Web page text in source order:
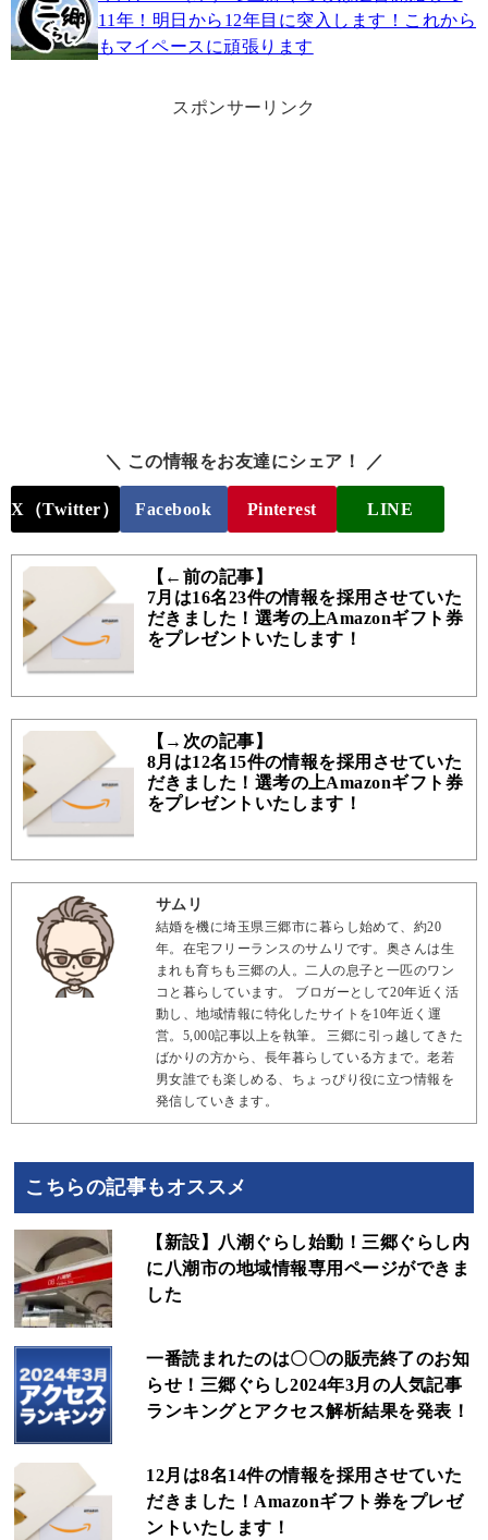
11年！明日から12年目に突入します！これから
もマイペースに頑張ります
スポンサーリンク
＼ この情報をお友達にシェア！ ／
X（Twitter） Facebook Pinterest LINE
【←前の記事】
7月は16名23件の情報を採用させていた
だきました！選考の上Amazonギフト券
をプレゼントいたします！
【→次の記事】
8月は12名15件の情報を採用させていた
だきました！選考の上Amazonギフト券
をプレゼントいたします！
サムリ
結婚を機に埼玉県三郷市に暮らし始めて、約20
年。在宅フリーランスのサムリです。奥さんは生
まれも育ちも三郷の人。二人の息子と一匹のワン
コと暮らしています。 ブロガーとして20年近く活
動し、地域情報に特化したサイトを10年近く運
営。5,000記事以上を執筆。 三郷に引っ越してきた
ばかりの方から、長年暮らしている方まで。老若
男女誰でも楽しめる、ちょっぴり役に立つ情報を
発信していきます。
こちらの記事もオススメ
【新設】八潮ぐらし始動！三郷ぐらし内
に八潮市の地域情報専用ページができま
した
一番読まれたのは〇〇の販売終了のお知
らせ！三郷ぐらし2024年3月の人気記事
ランキングとアクセス解析結果を発表！
12月は8名14件の情報を採用させていた
だきました！Amazonギフト券をプレゼ
ントいたします！